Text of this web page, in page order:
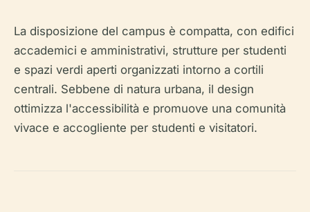
La disposizione del campus è compatta, con edifici
accademici e amministrativi, strutture per studenti
e spazi verdi aperti organizzati intorno a cortili
centrali. Sebbene di natura urbana, il design
ottimizza l'accessibilità e promuove una comunità
vivace e accogliente per studenti e visitatori.